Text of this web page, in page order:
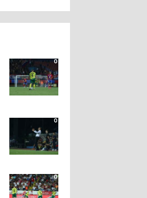
0
0
0